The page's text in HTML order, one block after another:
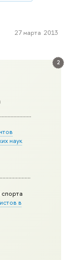
2
наук
в
27 марта 2013